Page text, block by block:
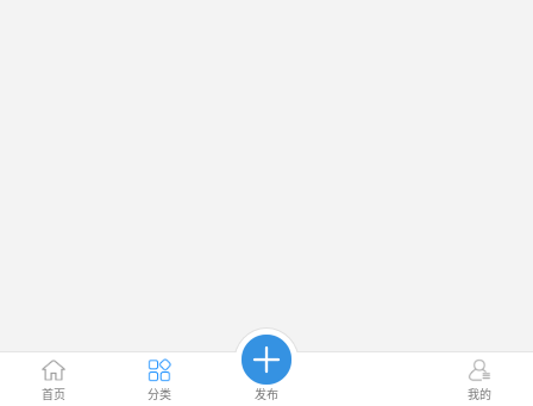
首页 分类 发布 我的